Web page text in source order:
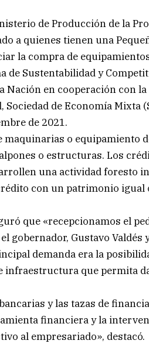
de Producción de la
a quienes tienen una
la compra de
de Sustentabilidad y
Nación en cooperación con
de Economía Mixta
de 2021.
maquinarias o equipamiento
o estructuras. Los
una actividad foresto
con un patrimonio igual
que «recepcionamos el
gobernador, Gustavo Valdés
demanda era la
que permita
y las tazas de
financiera y la
al empresariado», destacó.